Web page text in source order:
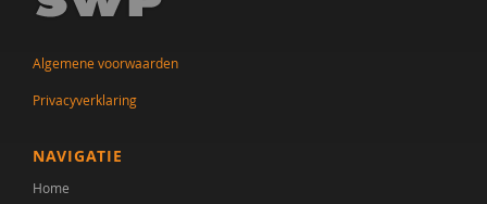
Algemene voorwaarden
Privacyverklaring
NAVIGATIE
Home